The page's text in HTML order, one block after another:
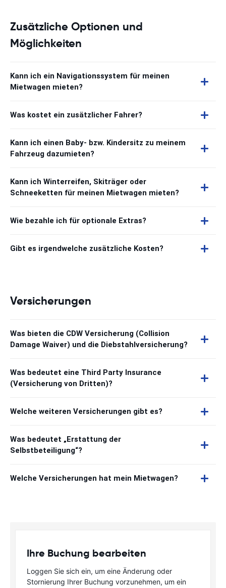
Zusätzliche Optionen und
Möglichkeiten
Kann ich ein Navigationssystem für meinen
Mietwagen mieten?
Was kostet ein zusätzlicher Fahrer?
Kann ich einen Baby- bzw. Kindersitz zu meinem
Fahrzeug dazumieten?
Kann ich Winterreifen, Skiträger oder
Schneeketten für meinen Mietwagen mieten?
Wie bezahle ich für optionale Extras?
Gibt es irgendwelche zusätzliche Kosten?
Versicherungen
Was bieten die CDW Versicherung (Collision
Damage Waiver) und die Diebstahlversicherung?
Was bedeutet eine Third Party Insurance
(Versicherung von Dritten)?
Welche weiteren Versicherungen gibt es?
Was bedeutet „Erstattung der
Selbstbeteiligung“?
Welche Versicherungen hat mein Mietwagen?
Ihre Buchung bearbeiten
Loggen Sie sich ein, um eine Änderung oder
Stornierung Ihrer Buchung vorzunehmen, um ein